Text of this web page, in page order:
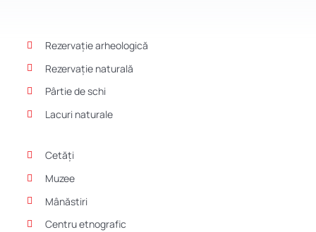
Rezervaţie arheologică
Rezervație naturală
Pârtie de schi
Lacuri naturale
Cetăți
Muzee
Mânăstiri
Centru etnografic